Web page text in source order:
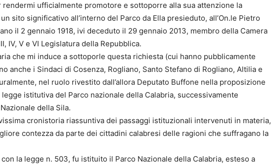
rendermi ufficialmente promotore e sottoporre alla sua attenzione la
sito significativo all’interno del Parco da Ella presieduto, all’On.le Pietro
il 2 gennaio 1918, ivi deceduto il 29 gennaio 2013, membro della Camera
IV, V e VI Legislatura della Repubblica.
che mi induce a sottoporle questa richiesta (cui hanno pubblicamente
anche i Sindaci di Cosenza, Rogliano, Santo Stefano di Rogliano, Altilia e
nel ruolo rivestito dall’allora Deputato Buffone nella proposizione
istitutiva del Parco nazionale della Calabria, successivamente
della Sila.
cronistoria riassuntiva dei passaggi istituzionali intervenuti in materia,
contezza da parte dei cittadini calabresi delle ragioni che suffragano la
la legge n. 503, fu istituito il Parco Nazionale della Calabria, esteso a